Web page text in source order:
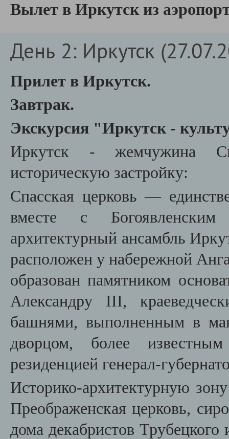
Вылет в Иркутск из
День 2: Иркутск
Прилет в Иркутск.
Завтрак.
Экскурсия "Иркутск -
Иркутск - жемчужина
историческую застройку:
Спасская церковь —
вместе с
архитектурный ансамбль
расположен у набережной
образован памятником
Александру III,
башнями, выполненным в
дворцом, более
резиденцией генерал-
Историко-архитектурную
Преображенская церковь,
дома декабристов